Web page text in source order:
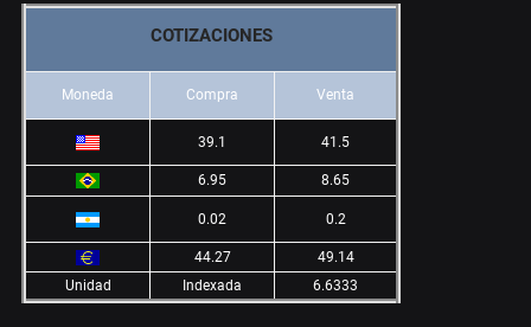
COTIZACIONES
Moneda Compra Venta
39.1 41.5
6.95 8.65
0.02 0.2
44.27
49.14
Unidad
Indexada 6.6333